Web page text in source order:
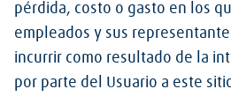
pérdida, costo o gasto en los
empleados y sus
incurrir como resultado de la
por parte del Usuario a este